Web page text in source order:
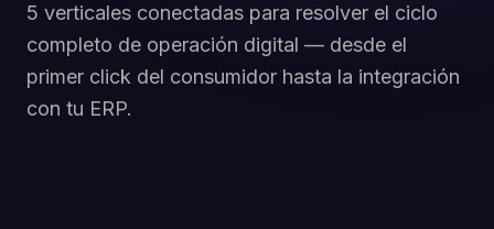
5 verticales conectadas para resolver el ciclo
completo de operación digital — desde el
primer click del consumidor hasta la integración
con tu ERP.